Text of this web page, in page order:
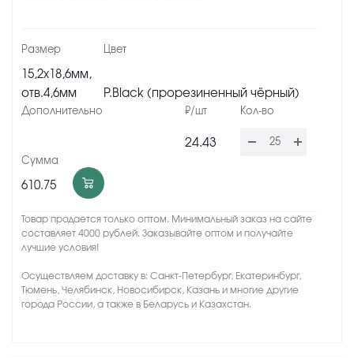
15,2х18,6мм,
отв.4,6мм
P.Black (прорезиненный чёрный)
24.43
610.75
Товар продается только оптом. Минимальный заказ на сайте
составляет 4000 рублей. Заказывайте оптом и получайте
лучшие условия!
Осуществляем доставку в: Санкт-Петербург, Екатеринбург,
Тюмень, Челябинск, Новосибирск, Казань и многие другие
города России, а также в Беларусь и Казахстан.